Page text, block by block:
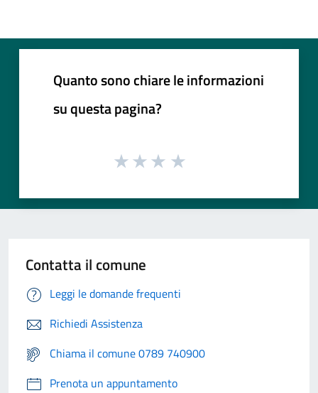
Quanto sono chiare le informazioni
su questa pagina?
Contatta il comune
Leggi le domande frequenti
Richiedi Assistenza
Chiama il comune 0789 740900
Prenota un appuntamento